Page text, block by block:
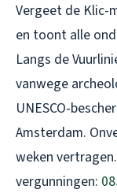
Vergeet de Klic-
en toont alle
Langs de
vanwege
UNESCO-
Amsterdam.
weken
vergunningen: